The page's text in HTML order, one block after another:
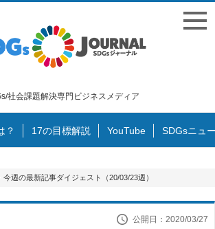
社会課題解決専門ビジネスメディア
？ 17の目標解説 YouTube SDGsニュ
今週の最新記事ダイジェスト（20/03/23週）
公開日：2020/03/27